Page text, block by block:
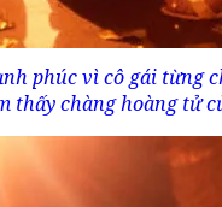
phúc vì cô gái từng
thấy chàng hoàng tử